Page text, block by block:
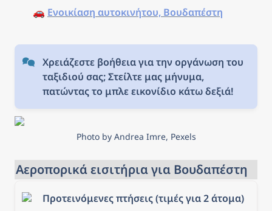
🚗 Ενοικίαση αυτοκινήτου, Βουδαπέστη
Χρειάζεστε βοήθεια για την οργάνωση του
ταξιδιού σας; Στείλτε μας μήνυμα,
πατώντας το μπλε εικονίδιο κάτω δεξιά!
Photo by Andrea Imre, Pexels
Αεροπορικά εισιτήρια για Βουδαπέστη
Προτεινόμενες πτήσεις (τιμές για 2 άτομα)